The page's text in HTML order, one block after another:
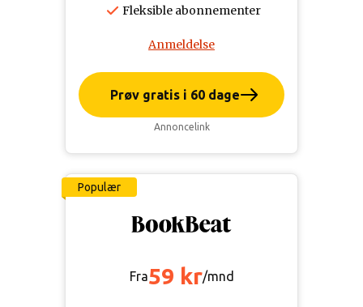
Fleksible abonnementer
Anmeldelse
Prøv gratis i 60 dage
Annoncelink
Populær
Fra59 kr/mnd